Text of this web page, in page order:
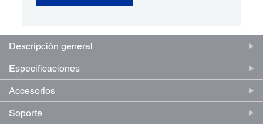
Descripción general
Especificaciones
Accesorios
Soporte